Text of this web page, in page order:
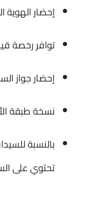
إحضار الهوية
توافر رخصة
إحضار جواز
نسخة طبقة
بالنسبة
تحتوي على